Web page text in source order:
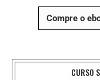
Compre o
CURSO